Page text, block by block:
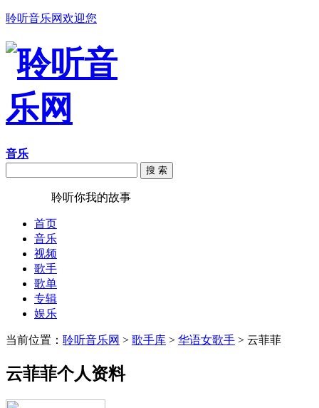
聆听音乐网欢迎您
音乐
搜 索
聆听你我的故事
首页
音乐
视频
歌手
歌单
专辑
娱乐
当前位置： 聆听音乐网 > 歌手库 > 华语女歌手 > 云菲菲
云菲菲个人资料